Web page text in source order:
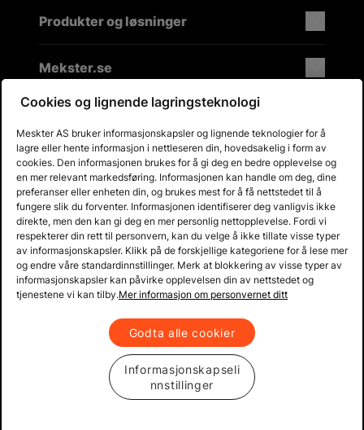
Produkter og løsninger
Mekster.se
Prisgaranti på reservedeler
Lager i Sverige
60 dagers åpent kjøp
Gratis returer
Copyright © 2013 - 2026 Mekster.no
Cookies og lignende lagringsteknologi
Meskter AS bruker informasjonskapsler og lignende teknologier for å
lagre eller hente informasjon i nettleseren din, hovedsakelig i form av
cookies. Den informasjonen brukes for å gi deg en bedre opplevelse og
en mer relevant markedsføring. Informasjonen kan handle om deg, dine
preferanser eller enheten din, og brukes mest for å få nettstedet til å
fungere slik du forventer. Informasjonen identifiserer deg vanligvis ikke
direkte, men den kan gi deg en mer personlig nettopplevelse. Fordi vi
respekterer din rett til personvern, kan du velge å ikke tillate visse typer
av informasjonskapsler. Klikk på de forskjellige kategoriene for å lese mer
og endre våre standardinnstillinger. Merk at blokkering av visse typer av
informasjonskapsler kan påvirke opplevelsen din av nettstedet og
tjenestene vi kan tilby.Mer informasjon om personvernet ditt
Godta alle cookier
Informasjonskapseli
nnstillinger